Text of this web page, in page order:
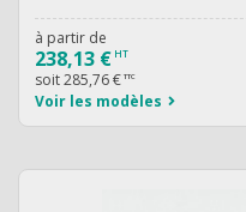
à partir de
238,13 € HT
soit285,76 € TTC
Voir les modèles